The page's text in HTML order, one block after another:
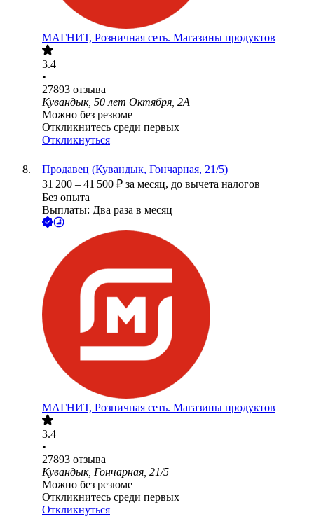
МАГНИТ, Розничная сеть. Магазины продуктов
3.4
•
27893 отзыва
Кувандык, 50 лет Октября, 2А
Можно без резюме
Откликнитесь среди первых
Откликнуться
Продавец (Кувандык, Гончарная, 21/5)
31 200 – 41 500 ₽ за месяц, до вычета налогов
Без опыта
Выплаты: Два раза в месяц
МАГНИТ, Розничная сеть. Магазины продуктов
3.4
•
27893 отзыва
Кувандык, Гончарная, 21/5
Можно без резюме
Откликнитесь среди первых
Откликнуться